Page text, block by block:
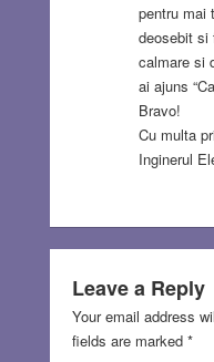
pentru mai
deosebit si
calmare si
ai ajuns
Bravo!
Cu multa
Inginerul
Leave a Reply
Your email address
fields are marked *